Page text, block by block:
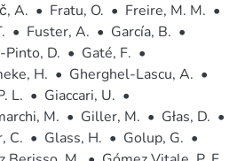
A. • Fratu, O. • Freire, M. M. •
• Fuster, A. • García, B. •
Pinto, D. • Gaté, F. •
H. • Gherghel-Lascu, A. •
L. • Giaccari, U. •
M. • Giller, M. • Głas, D. •
C. • Glass, H. • Golup, G. •